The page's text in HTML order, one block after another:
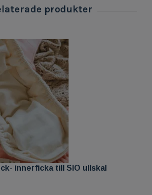
innerficka till SIO ullskal